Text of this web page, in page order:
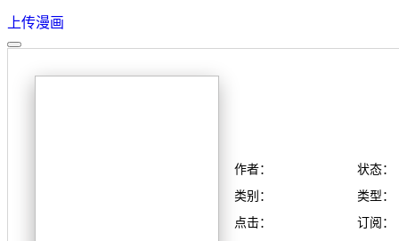
上传漫画
作者：
状态：
类别：
类型：
点击：
订阅：